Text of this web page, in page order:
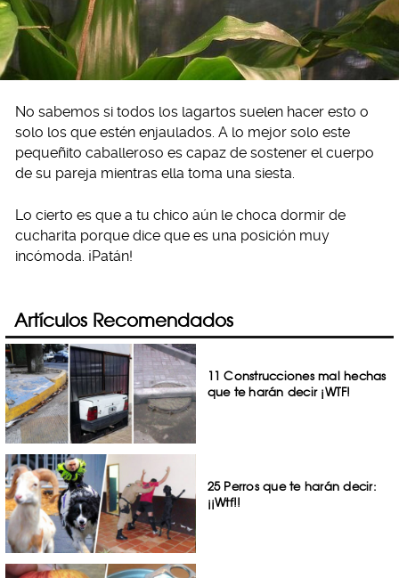
No sabemos si todos los lagartos suelen hacer esto o
solo los que estén enjaulados. A lo mejor solo este
pequeñito caballeroso es capaz de sostener el cuerpo
de su pareja mientras ella toma una siesta.
Lo cierto es que a tu chico aún le choca dormir de
cucharita porque dice que es una posición muy
incómoda. ¡Patán!
Artículos Recomendados
11 Construcciones mal hechas
que te harán decir ¡WTF!
25 Perros que te harán decir:
¡¡Wtf!!